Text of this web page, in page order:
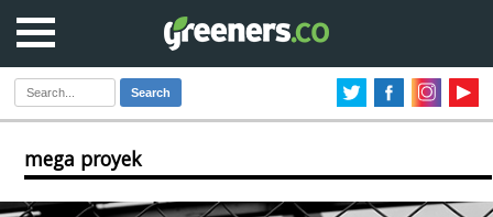
Search
mega proyek